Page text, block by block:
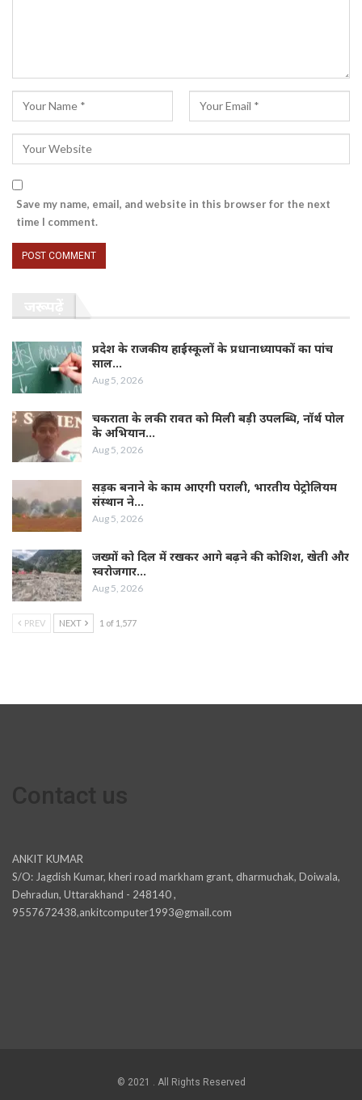
Save my name, email, and website in this browser for the next
time I comment.
प्रदेश के राजकीय हाईस्कूलों के प्रधानाध्यापकों का पांच
साल…
Aug 5, 2026
चकराता के लकी रावत को मिली बड़ी उपलब्धि, नॉर्थ पोल
के अभियान…
Aug 5, 2026
सड़क बनाने के काम आएगी पराली, भारतीय पेट्रोलियम
संस्थान ने…
Aug 5, 2026
जख्मों को दिल में रखकर आगे बढ़ने की कोशिश, खेती और
स्वरोजगार…
Aug 5, 2026
PREV NEXT 1 of 1,577
ANKIT KUMAR
S/O: Jagdish Kumar, kheri road markham grant, dharmuchak, Doiwala,
Dehradun, Uttarakhand - 248140 ,
9557672438,ankitcomputer1993@gmail.com
© 2021 . All Rights Reserved